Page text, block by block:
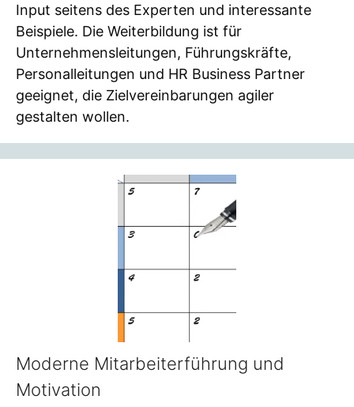
Input seitens des Experten und interessante
Beispiele. Die Weiterbildung ist für
Unternehmensleitungen, Führungskräfte,
Personalleitungen und HR Business Partner
geeignet, die Zielvereinbarungen agiler
gestalten wollen.
Moderne Mitarbeiterführung und
Motivation